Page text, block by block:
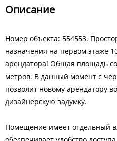
Описание
Номер объекта: 554553.
назначения на первом этаже
арендатора! Общая площадь
метров. В данный момент с
позволит новому арендатору
дизайнерскую задумку.
Помещение имеет отдельный